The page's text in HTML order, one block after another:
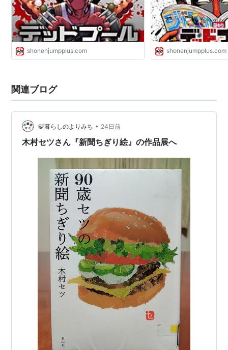
shonenjumpplus.com shonenjumpplus.com
関連ブログ
🍃暮らしのよりみち • 24日前
木村セツさん『新聞ちぎり絵』の作品展へ